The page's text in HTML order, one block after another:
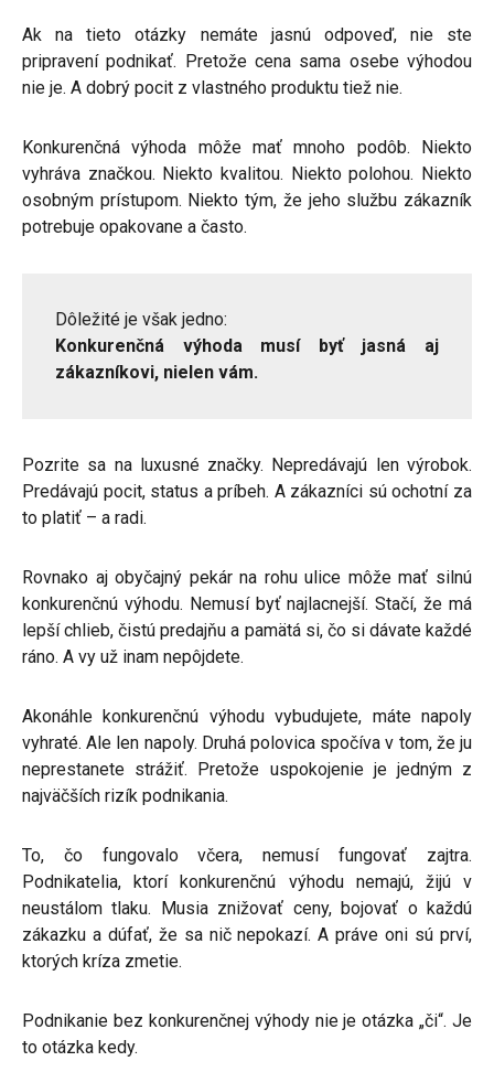
Ak na tieto otázky nemáte jasnú odpoveď, nie ste
pripravení podnikať. Pretože cena sama osebe výhodou
nie je. A dobrý pocit z vlastného produktu tiež nie.
Konkurenčná výhoda môže mať mnoho podôb. Niekto
vyhráva značkou. Niekto kvalitou. Niekto polohou. Niekto
osobným prístupom. Niekto tým, že jeho službu zákazník
potrebuje opakovane a často.
Dôležité je však jedno:
Konkurenčná výhoda musí byť jasná aj
zákazníkovi, nielen vám.
Pozrite sa na luxusné značky. Nepredávajú len výrobok.
Predávajú pocit, status a príbeh. A zákazníci sú ochotní za
to platiť – a radi.
Rovnako aj obyčajný pekár na rohu ulice môže mať silnú
konkurenčnú výhodu. Nemusí byť najlacnejší. Stačí, že má
lepší chlieb, čistú predajňu a pamätá si, čo si dávate každé
ráno. A vy už inam nepôjdete.
Akonáhle konkurenčnú výhodu vybudujete, máte napoly
vyhraté. Ale len napoly. Druhá polovica spočíva v tom, že ju
neprestanete strážiť. Pretože uspokojenie je jedným z
najväčších rizík podnikania.
To, čo fungovalo včera, nemusí fungovať zajtra.
Podnikatelia, ktorí konkurenčnú výhodu nemajú, žijú v
neustálom tlaku. Musia znižovať ceny, bojovať o každú
zákazku a dúfať, že sa nič nepokazí. A práve oni sú prví,
ktorých kríza zmetie.
Podnikanie bez konkurenčnej výhody nie je otázka „či“. Je
to otázka kedy.